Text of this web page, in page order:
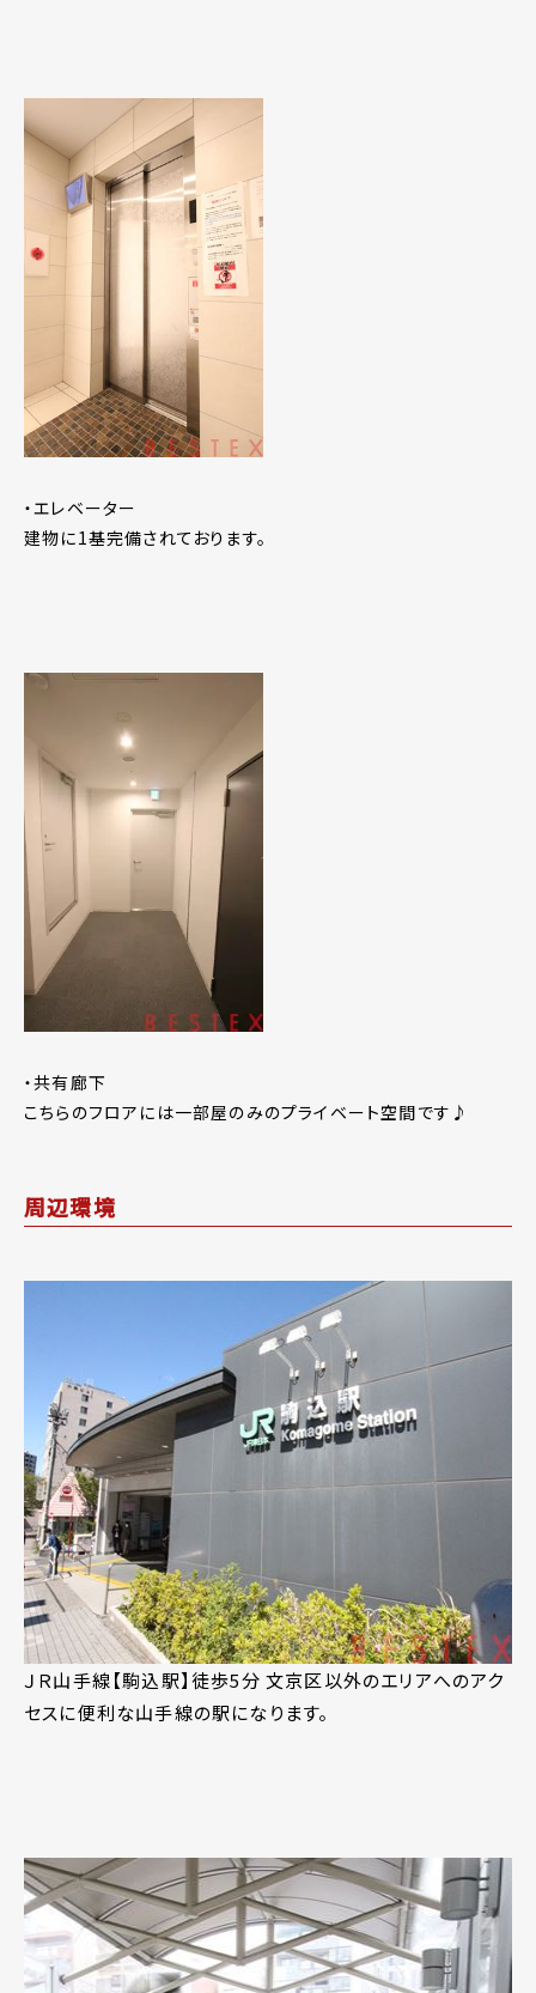
・エレベーター
建物に1基完備されております。
・共有廊下
こちらのフロアには一部屋のみのプライベート空間です♪
周辺環境
ＪＲ山手線【駒込駅】徒歩5分 文京区以外のエリアへのアク
セスに便利な山手線の駅になります。